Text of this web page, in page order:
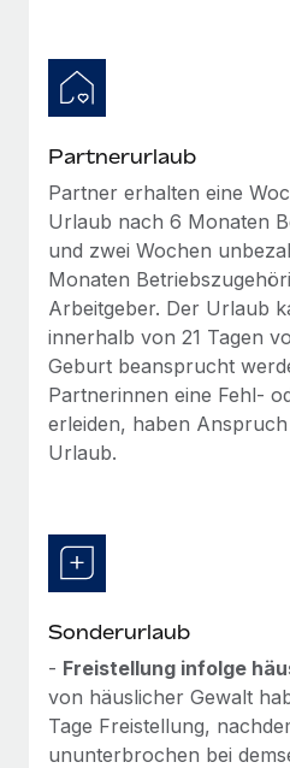
Partnerurlaub
Partner erhalten eine
Urlaub nach 6 Monaten
und zwei Wochen
Monaten
Arbeitgeber. Der Urlaub
innerhalb von 21 Tagen
Geburt beansprucht
Partnerinnen eine Fehl-
erleiden, haben
Urlaub.
Sonderurlaub
- Freistellung infolge
von häuslicher Gewalt
Tage Freistellung,
ununterbrochen bei